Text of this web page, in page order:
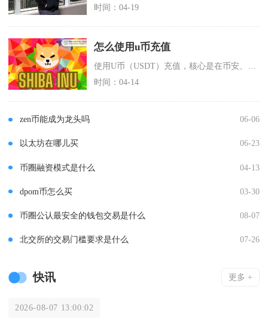
时间：04-19
怎么使用u币充值
时间：04-14
zen币能成为龙头吗 06-06
以太坊在哪儿买 06-23
币圈融资模式是什么 04-13
dpom币怎么买 03-30
币圈公认最安全的钱包交易是什么 08-07
北交所的交易门槛要求是什么 07-26
快讯 更多 +
2026-08-07 13:00:02